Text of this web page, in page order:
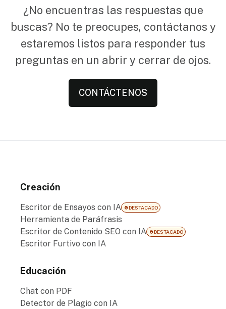
¿No encuentras las respuestas que
buscas? No te preocupes, contáctanos y
estaremos listos para responder tus
preguntas en un abrir y cerrar de ojos.
CONTÁCTENOS
Creación
Escritor de Ensayos con IA DESTACADO
Herramienta de Paráfrasis
Escritor de Contenido SEO con IA
DESTACADO
Escritor Furtivo con IA
Educación
Chat con PDF
Detector de Plagio con IA